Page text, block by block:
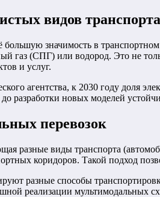
видов транспорта
большую значимость в
газ (СПГ) или водород. Это не
и услуг.
агентства, к 2030 году доля
разработки новых моделей
перевозок
разные виды транспорта
коридоров. Такой подход
разные способы
реализации мультимодальных